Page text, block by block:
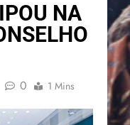
NA
0 1 Mins